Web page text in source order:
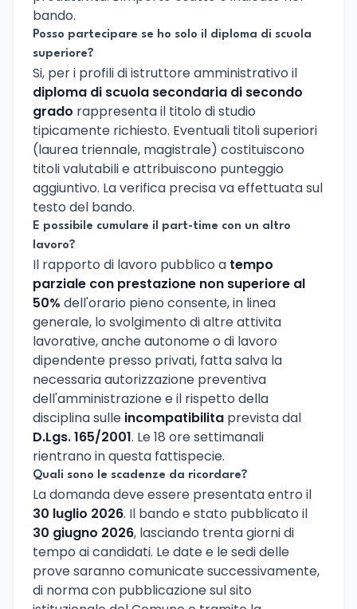
bando.
Posso partecipare se ho solo il diploma di scuola
superiore?
Si, per i profili di istruttore amministrativo il
diploma di scuola secondaria di secondo
grado rappresenta il titolo di studio
tipicamente richiesto. Eventuali titoli superiori
(laurea triennale, magistrale) costituiscono
titoli valutabili e attribuiscono punteggio
aggiuntivo. La verifica precisa va effettuata sul
testo del bando.
E possibile cumulare il part-time con un altro
lavoro?
Il rapporto di lavoro pubblico a tempo
parziale con prestazione non superiore al
50% dell'orario pieno consente, in linea
generale, lo svolgimento di altre attivita
lavorative, anche autonome o di lavoro
dipendente presso privati, fatta salva la
necessaria autorizzazione preventiva
dell'amministrazione e il rispetto della
disciplina sulle incompatibilita prevista dal
D.Lgs. 165/2001. Le 18 ore settimanali
rientrano in questa fattispecie.
Quali sono le scadenze da ricordare?
La domanda deve essere presentata entro il
30 luglio 2026. Il bando e stato pubblicato il
30 giugno 2026, lasciando trenta giorni di
tempo ai candidati. Le date e le sedi delle
prove saranno comunicate successivamente,
di norma con pubblicazione sul sito